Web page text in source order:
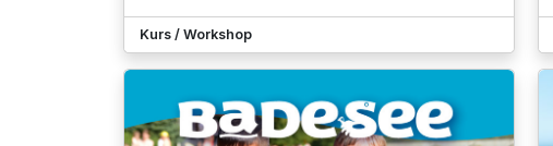
Kurs / Workshop